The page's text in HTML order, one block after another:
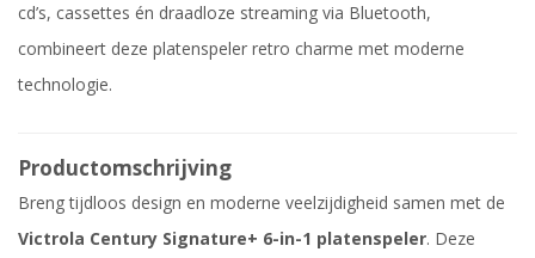
cd’s, cassettes én draadloze streaming via Bluetooth,
combineert deze platenspeler retro charme met moderne
technologie.
Productomschrijving
Breng tijdloos design en moderne veelzijdigheid samen met de
Victrola Century Signature+ 6-in-1 platenspeler. Deze